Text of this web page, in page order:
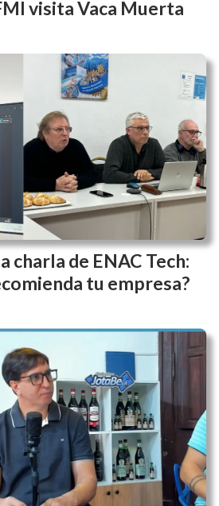
visita Vaca Muerta
charla de ENAC Tech:
tu empresa?